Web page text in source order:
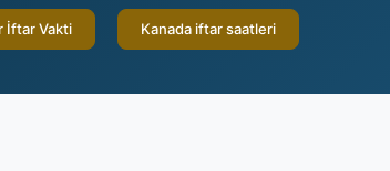
İftar Vakti Kanada iftar saatleri